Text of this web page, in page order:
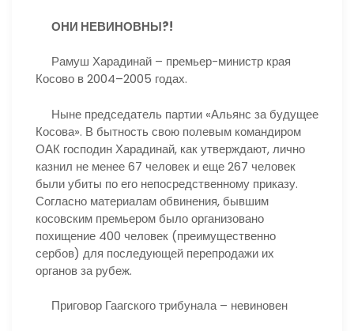
ОНИ НЕВИНОВНЫ?!
Рамуш Харадинай – премьер-министр края
Косово в 2004–2005 годах.
Ныне председатель партии «Альянс за будущее
Косова». В бытность свою полевым командиром
ОАК господин Харадинай, как утверждают, лично
казнил не менее 67 человек и еще 267 человек
были убиты по его непосредственному приказу.
Согласно материалам обвинения, бывшим
косовским премьером было организовано
похищение 400 человек (преимущественно
сербов) для последующей перепродажи их
органов за рубеж.
Приговор Гаагского трибунала – невиновен